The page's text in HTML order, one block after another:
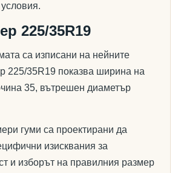
225/35R19
са изписани на нейните
225/35R19 показва ширина на
35, вътрешен диаметър
гуми са проектирани да
изисквания за
и изборът на правилния размер